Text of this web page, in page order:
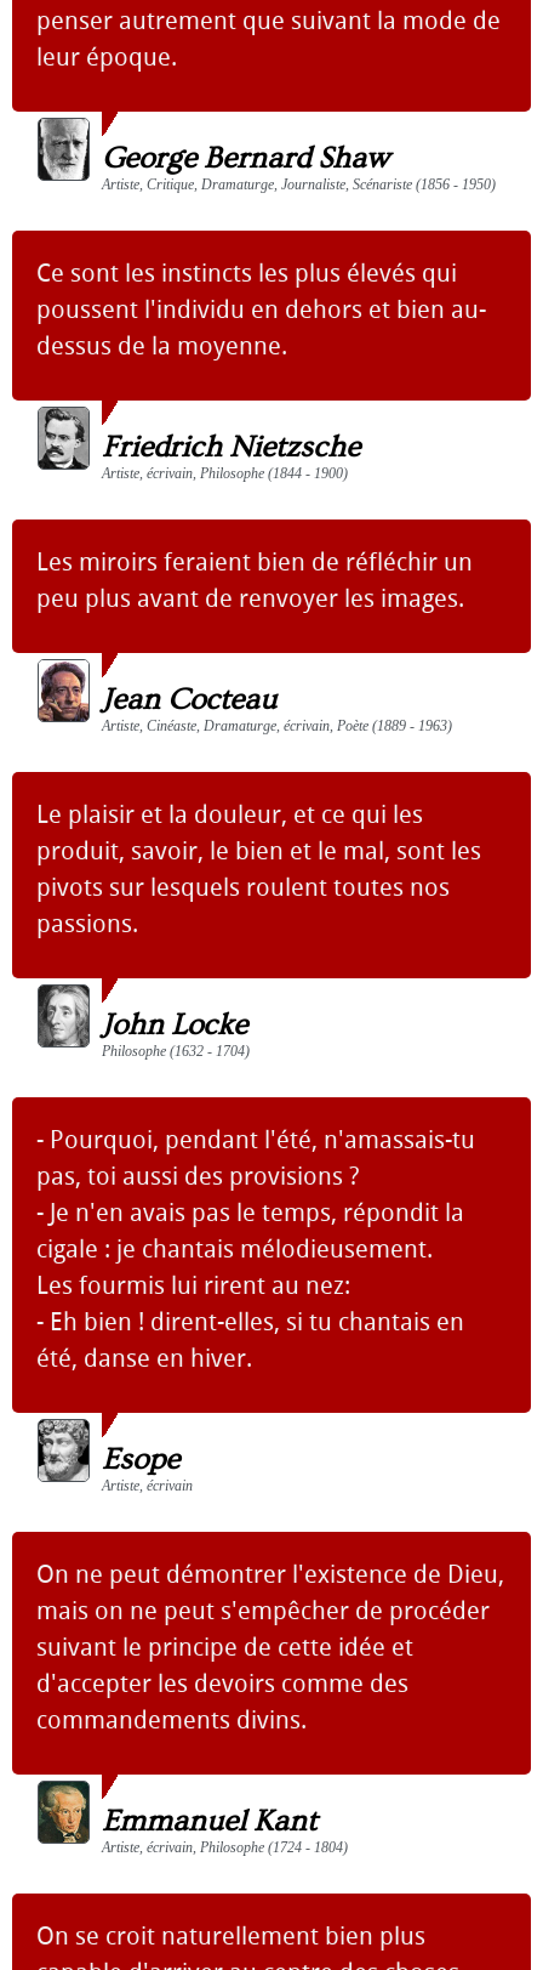
penser autrement que suivant la mode de
leur époque.
George Bernard Shaw
Artiste, Critique, Dramaturge, Journaliste, Scénariste (1856 - 1950)
Ce sont les instincts les plus élevés qui
poussent l'individu en dehors et bien au-
dessus de la moyenne.
Friedrich Nietzsche
Artiste, écrivain, Philosophe (1844 - 1900)
Les miroirs feraient bien de réfléchir un
peu plus avant de renvoyer les images.
Jean Cocteau
Artiste, Cinéaste, Dramaturge, écrivain, Poète (1889 - 1963)
Le plaisir et la douleur, et ce qui les
produit, savoir, le bien et le mal, sont les
pivots sur lesquels roulent toutes nos
passions.
John Locke
Philosophe (1632 - 1704)
- Pourquoi, pendant l'été, n'amassais-tu
pas, toi aussi des provisions ?
- Je n'en avais pas le temps, répondit la
cigale : je chantais mélodieusement.
Les fourmis lui rirent au nez:
- Eh bien ! dirent-elles, si tu chantais en
été, danse en hiver.
Esope
Artiste, écrivain
On ne peut démontrer l'existence de Dieu,
mais on ne peut s'empêcher de procéder
suivant le principe de cette idée et
d'accepter les devoirs comme des
commandements divins.
Emmanuel Kant
Artiste, écrivain, Philosophe (1724 - 1804)
On se croit naturellement bien plus